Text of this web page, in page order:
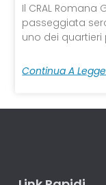
Il CRAL
passeggiata
uno dei
Continua A